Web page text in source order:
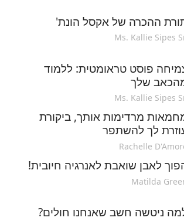
ההכרה של אקסל הונת'
Ms. Kallie Sipes
פוסט טראומטית: ללמוד
שלך
Ms. Kallie Sipes
מרדימות אותך, ביקורת
לך להשתפר
Rachelle
לאבן שואבת לאנרגיה חיובית!
Matilda
ניטשה חשב שאנחנו חולים?